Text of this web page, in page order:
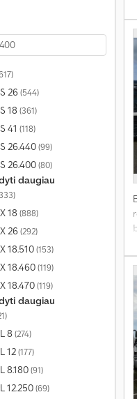
26(544)
18 (361)
41 (118)
26.440(99)
26.400(80)
daugiau
18 (888)
26(292)
18.510(153)
18.460(119)
18.470(119)
daugiau
8 (274)
12(177)
8.180(91)
12.250(69)